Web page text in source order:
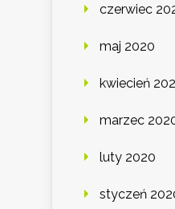
czerwiec
maj 2020
kwiecień
marzec
luty 2020
styczeń